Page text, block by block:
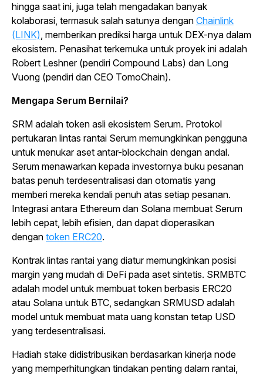
hingga saat ini, juga telah mengadakan banyak
kolaborasi, termasuk salah satunya dengan Chainlink
(LINK), memberikan prediksi harga untuk DEX-nya dalam
ekosistem. Penasihat terkemuka untuk proyek ini adalah
Robert Leshner (pendiri Compound Labs) dan Long
Vuong (pendiri dan CEO TomoChain).
Mengapa Serum Bernilai?
SRM adalah token asli ekosistem Serum. Protokol
pertukaran lintas rantai Serum memungkinkan pengguna
untuk menukar aset antar-blockchain dengan andal.
Serum menawarkan kepada investornya buku pesanan
batas penuh terdesentralisasi dan otomatis yang
memberi mereka kendali penuh atas setiap pesanan.
Integrasi antara Ethereum dan Solana membuat Serum
lebih cepat, lebih efisien, dan dapat dioperasikan
dengan token ERC20.
Kontrak lintas rantai yang diatur memungkinkan posisi
margin yang mudah di DeFi pada aset sintetis. SRMBTC
adalah model untuk membuat token berbasis ERC20
atau Solana untuk BTC, sedangkan SRMUSD adalah
model untuk membuat mata uang konstan tetap USD
yang terdesentralisasi.
Hadiah stake didistribusikan berdasarkan kinerja node
yang memperhitungkan tindakan penting dalam rantai,